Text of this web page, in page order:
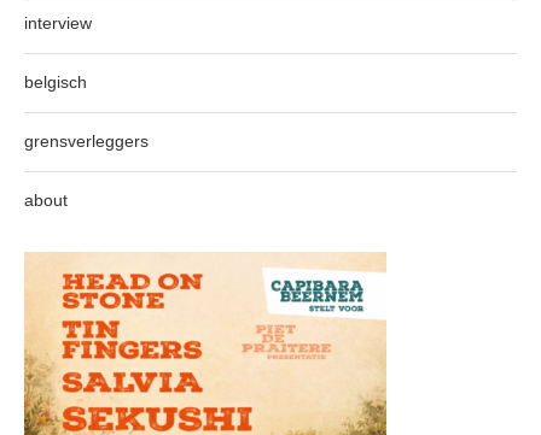
interview
belgisch
grensverleggers
about